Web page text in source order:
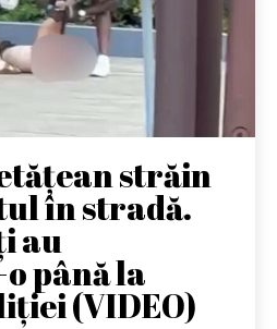
străin
în stradă.
au
până la
(VIDEO)